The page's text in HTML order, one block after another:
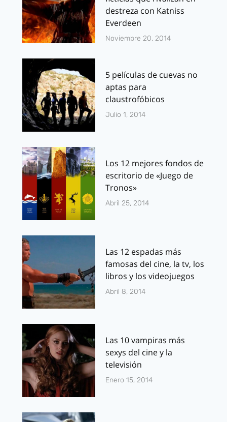
destreza con Katniss
Everdeen
Noviembre 20, 2014
5 películas de cuevas no
aptas para
claustrofóbicos
Julio 1, 2014
Los 12 mejores fondos de
escritorio de «Juego de
Tronos»
Abril 25, 2014
Las 12 espadas más
famosas del cine, la tv, los
libros y los videojuegos
Abril 8, 2014
Las 10 vampiras más
sexys del cine y la
televisión
Enero 15, 2014